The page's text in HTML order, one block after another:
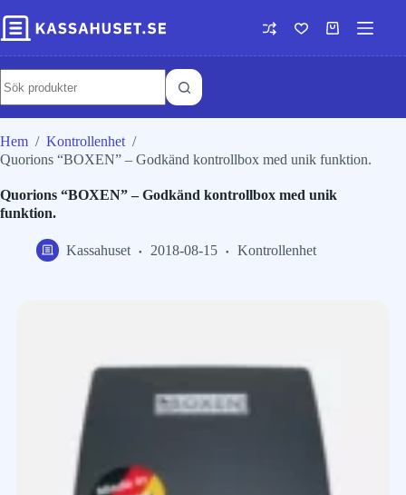
Hem / Kontrollenhet /
Quorions “BOXEN” – Godkänd kontrollbox med unik funktion.
Quorions “BOXEN” – Godkänd kontrollbox med unik
funktion.
Kassahuset 2018-08-15 Kontrollenhet